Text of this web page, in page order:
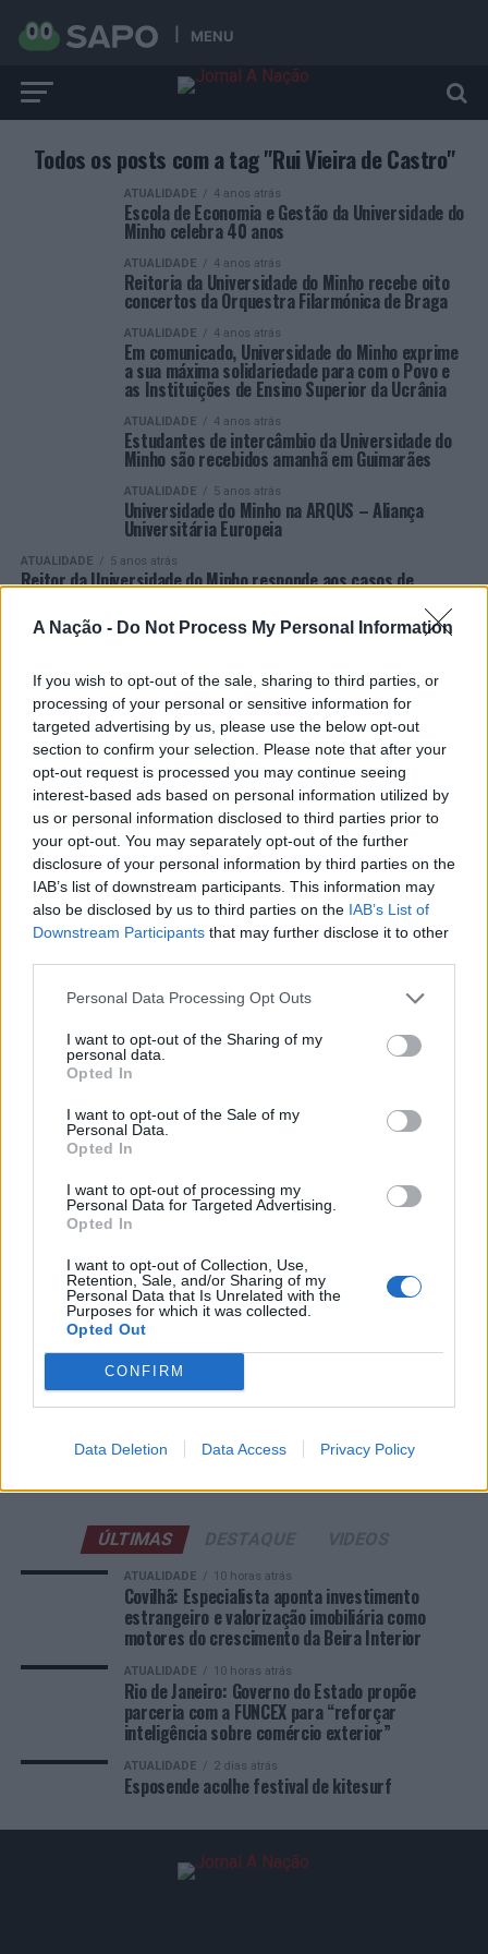
A Nação - Do Not Process My Personal Information
If you wish to opt-out of the sale, sharing to third parties, or
processing of your personal or sensitive information for
targeted advertising by us, please use the below opt-out
section to confirm your selection. Please note that after your
opt-out request is processed you may continue seeing
interest-based ads based on personal information utilized by
us or personal information disclosed to third parties prior to
your opt-out. You may separately opt-out of the further
disclosure of your personal information by third parties on the
IAB’s list of downstream participants. This information may
also be disclosed by us to third parties on the IAB’s List of
Downstream Participants that may further disclose it to other
Personal Data Processing Opt Outs
I want to opt-out of the Sharing of my
personal data.
Opted In
I want to opt-out of the Sale of my
Personal Data.
Opted In
I want to opt-out of processing my
Personal Data for Targeted Advertising.
Opted In
I want to opt-out of Collection, Use,
Retention, Sale, and/or Sharing of my
Personal Data that Is Unrelated with the
Purposes for which it was collected.
Opted Out
CONFIRM
Data Deletion Data Access Privacy Policy
MENU
Todos os posts com a tag "Rui Vieira de Castro"
ATUALIDADE 4 anos atrás
Escola de Economia e Gestão da Universidade do
Minho celebra 40 anos
ATUALIDADE 4 anos atrás
Reitoria da Universidade do Minho recebe oito
concertos da Orquestra Filarmónica de Braga
ATUALIDADE 4 anos atrás
Em comunicado, Universidade do Minho exprime
a sua máxima solidariedade para com o Povo e
as Instituições de Ensino Superior da Ucrânia
ATUALIDADE 4 anos atrás
Estudantes de intercâmbio da Universidade do
Minho são recebidos amanhã em Guimarães
ATUALIDADE 5 anos atrás
Universidade do Minho na ARQUS – Aliança
Universitária Europeia
ATUALIDADE 5 anos atrás
Reitor da Universidade do Minho responde aos casos de
ATUALIDADE 5 anos atrás
assinala 45 anos
ATUALIDADE 5 anos atrás
Universidade do Minho recebe visita de instituto
brasileiro de aeronáutica
ATUALIDADE 5 anos atrás
Rui Vieira de Castro reeleito reitor da
Universidade do Minho
VER MAIS
ARTIGOS RECENTES
Covilhã: Especialista aponta investimento estrangeiro e
valorização imobiliária como motores do crescimento da
Beira Interior
Rio de Janeiro: Governo do Estado propõe parceria com a
FUNCEX para “reforçar inteligência sobre comércio
exterior”
Esposende acolhe festival de kitesurf
Cinco projetos de Cascais finalistas em iniciativa europeia
EMEC celebra a conclusão de mais um Curso de
Educação e Formação de Adultos na Escola de Tecnologia
e Gestão de Barcelos
COMENTÁRIOS RECENTES
ÚLTIMAS
ATUALIDADE 10 horas atrás
Covilhã: Especialista aponta investimento
estrangeiro e valorização imobiliária como
motores do crescimento da Beira Interior
ATUALIDADE 10 horas atrás
Rio de Janeiro: Governo do Estado propõe
parceria com a FUNCEX para “reforçar
inteligência sobre comércio exterior”
ATUALIDADE 2 dias atrás
Esposende acolhe festival de kitesurf